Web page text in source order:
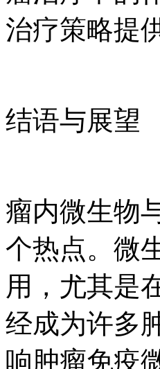
治疗策略提
结语与展望
瘤内微生物
个热点。微
用，尤其是
经成为许多
响肿瘤免疫